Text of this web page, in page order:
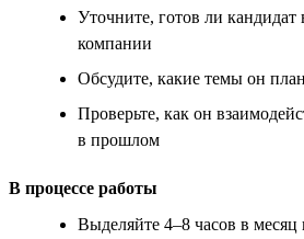
Уточните, готов ли кандидат
компании
Обсудите, какие темы он
Проверьте, как он
в прошлом
В процессе работы
Выделяйте 4–8 часов в месяц